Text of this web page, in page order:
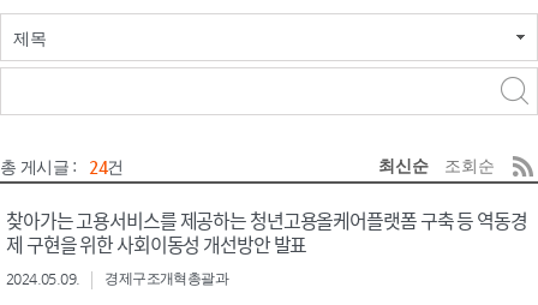
제목
총 게시글 : 24건 최신순 조회순
찾아가는 고용서비스를 제공하는 청년고용올케어플랫폼 구축 등 역동경
제 구현을 위한 사회이동성 개선방안 발표
2024.05.09. 경제구조개혁총괄과